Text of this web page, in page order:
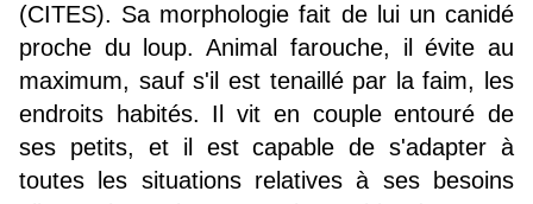
(CITES). Sa morphologie fait de lui un canidé
proche du loup. Animal farouche, il évite au
maximum, sauf s'il est tenaillé par la faim, les
endroits habités. Il vit en couple entouré de
ses petits, et il est capable de s'adapter à
toutes les situations relatives à ses besoins